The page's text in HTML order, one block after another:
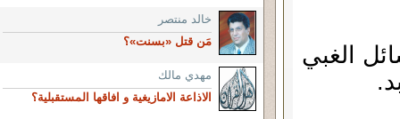
الغبي
خالد منتصر
مَن قتل «بسنت»؟
مهدي مالك
الاذاعة الامازيغية و افاقها المستقبلية؟